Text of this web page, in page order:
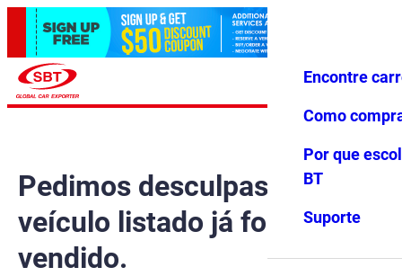
Favoritos Menu
Encontre
Como
Por que
BT
Suporte
Pedimos desculpas, mas o
veículo listado já foi
vendido.